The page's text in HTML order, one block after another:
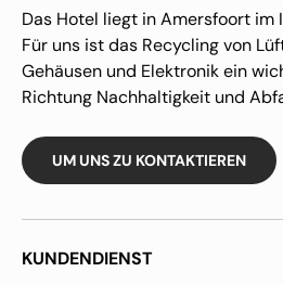
Das Hotel liegt in Amersfoort
Für uns ist das Recycling von
Gehäusen und Elektronik ein
Richtung Nachhaltigkeit und
UM UNS ZU KONTAKTIEREN
KUNDENDIENST